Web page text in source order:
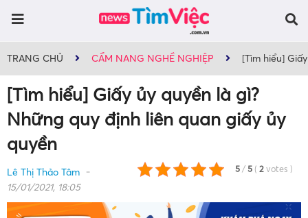
TRANG CHỦ CẨM NANG NGHỀ NGHIỆP [Tìm hiểu]
[Tìm hiểu] Giấy ủy quyền là gì?
Những quy định liên quan giấy ủy
quyền
5 / 5 ( 2 votes )
Lê Thị Thảo Tâm
15/01/2021, 18:05